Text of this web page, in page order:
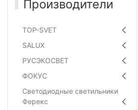
Производители
TOP-SVET
SALUX
РУСЭКОСВЕТ
ФОКУС
Светодиодные светильники
Ферекс